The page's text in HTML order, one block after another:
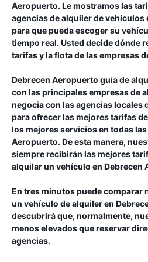
Aeropuerto. Le mostramos las
agencias de alquiler de vehículos
para que pueda escoger su
tiempo real. Usted decide dónde
tarifas y la flota de las empresas
Debrecen Aeropuerto guía de
con las principales empresas de
negocia con las agencias locales
para ofrecer las mejores tarifas
los mejores servicios en todas
Aeropuerto. De esta manera,
siempre recibirán las mejores
alquilar un vehículo en Debrecen
En tres minutos puede comparar
un vehículo de alquiler en
descubrirá que, normalmente,
menos elevados que reservar
agencias.